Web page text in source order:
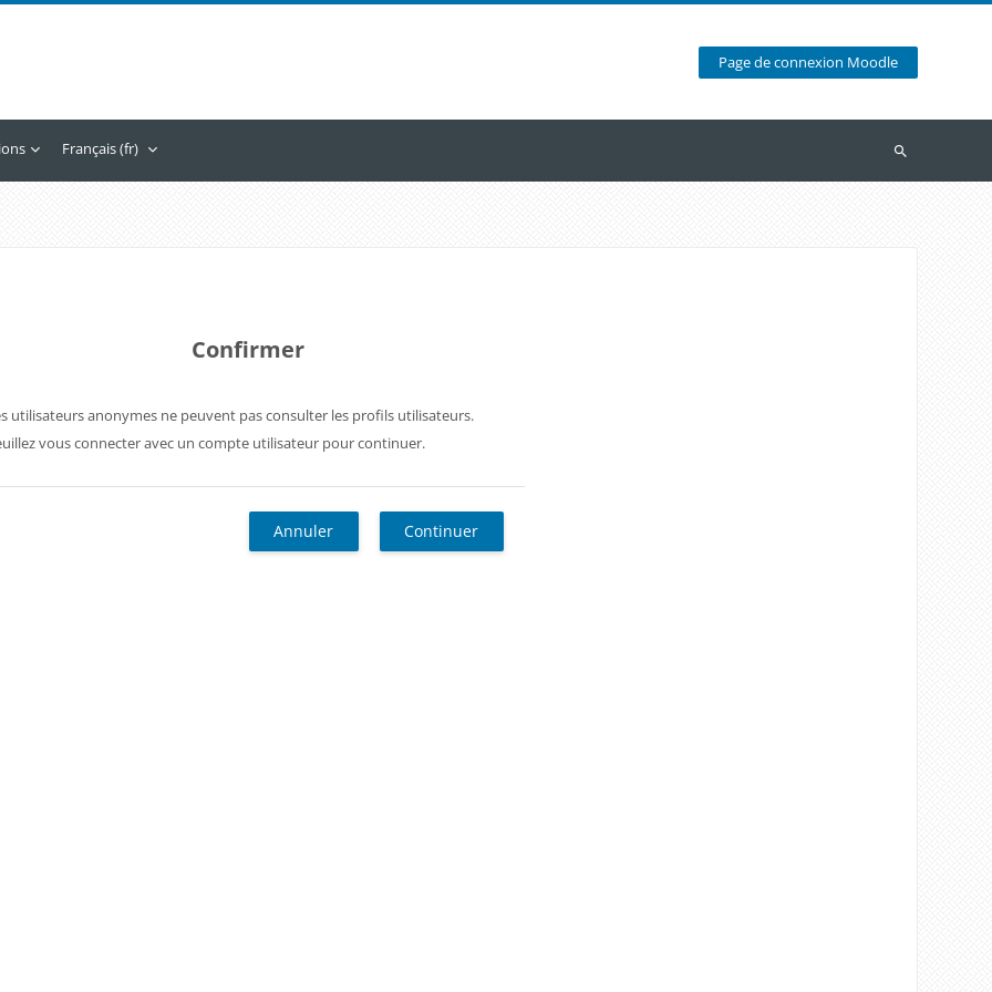
Page de connexion Moodle
Français ‎(fr)‎
Recherche
Confirmer
utilisateurs anonymes ne peuvent pas consulter les profils utilisateurs.
vous connecter avec un compte utilisateur pour continuer.
Annuler Continuer